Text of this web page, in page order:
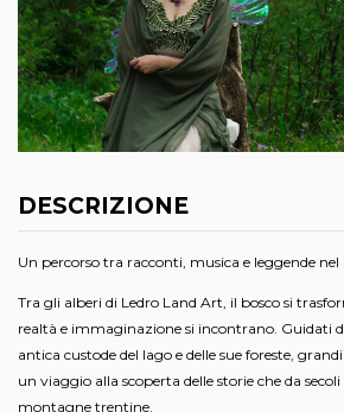
DESCRIZIONE
Un percorso tra racconti, musica e leggende
Tra gli alberi di Ledro Land Art, il bosco si
realtà e immaginazione si incontrano. Guidati
antica custode del lago e delle sue foreste,
un viaggio alla scoperta delle storie che da
montagne trentine.